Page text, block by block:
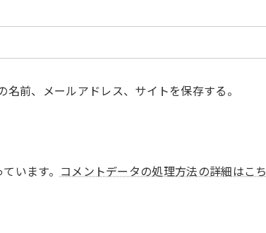
前、メールアドレス、サイトを保存する。
います。
コメントデータの処理方法の詳細はこち